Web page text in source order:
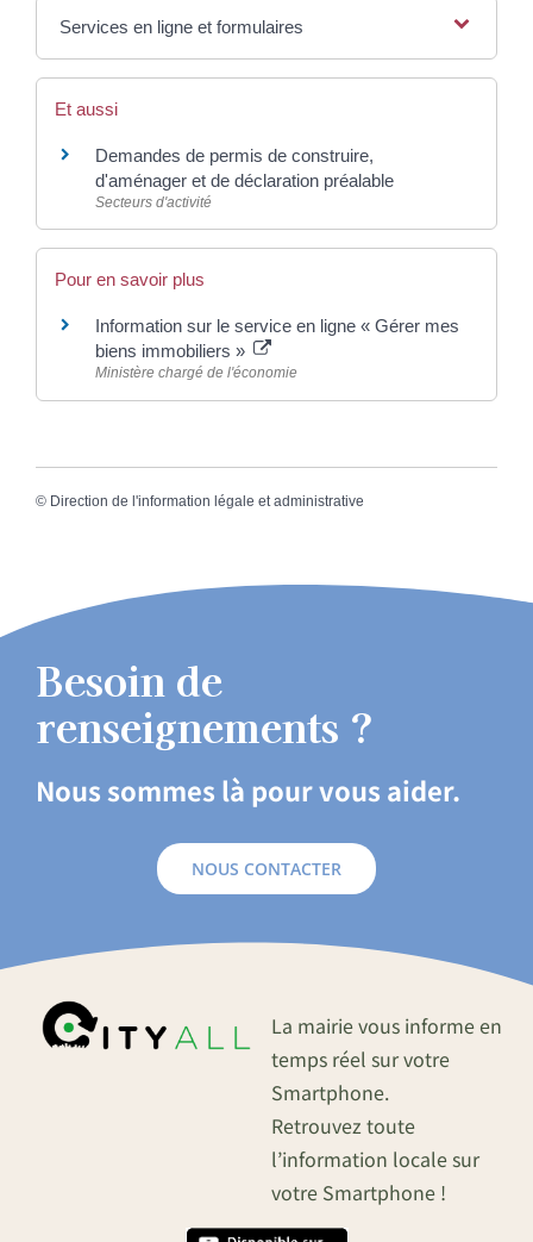
Services en ligne et formulaires
Et aussi
Demandes de permis de construire,
d'aménager et de déclaration préalable
Secteurs d'activité
Pour en savoir plus
Information sur le service en ligne « Gérer mes
biens immobiliers »
Ministère chargé de l'économie
© Direction de l'information légale et administrative
Besoin de
renseignements ?
Nous sommes là pour vous aider.
NOUS CONTACTER
La mairie vous informe en
temps réel sur votre
Smartphone.
Retrouvez toute
l’information locale sur
votre Smartphone !